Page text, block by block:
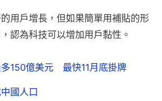
用戶增長，但如果簡單用補貼的形
認為科技可以增加用戶黏性。
150億美元 最快11月底掛牌
國人口